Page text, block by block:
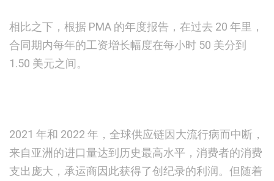
相比之下，根据 PMA 的年度报告，在过去 20 年里，
合同期内每年的工资增长幅度在每小时 50 美分到
1.50 美元之间。
2021 年和 2022 年，全球供应链因大流行病而中断，
来自亚洲的进口量达到历史最高水平，消费者的消费
支出庞大，承运商因此获得了创纪录的利润。但随着